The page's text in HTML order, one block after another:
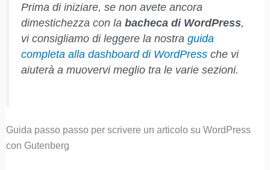
Prima di iniziare, se non avete ancora
dimestichezza con la bacheca di WordPress,
vi consigliamo di leggere la nostra guida
completa alla dashboard di WordPressche vi
aiuterà a muovervi meglio tra le varie sezioni.
Guida passo passo per scrivere un articolo su WordPress
con Gutenberg